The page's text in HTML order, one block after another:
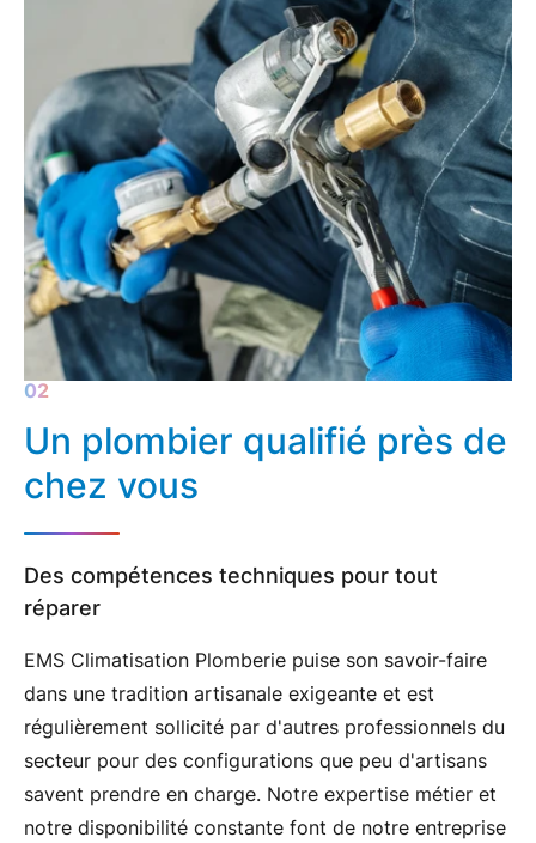
Un plombier qualifié près de
chez vous
Des compétences techniques pour tout
réparer
EMS Climatisation Plomberie puise son savoir-faire
dans une tradition artisanale exigeante et est
régulièrement sollicité par d'autres professionnels du
secteur pour des configurations que peu d'artisans
savent prendre en charge. Notre expertise métier et
notre disponibilité constante font de notre entreprise